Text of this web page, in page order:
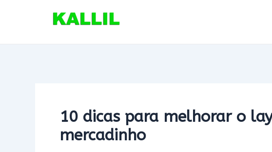
10 dicas para melhorar o
mercadinho